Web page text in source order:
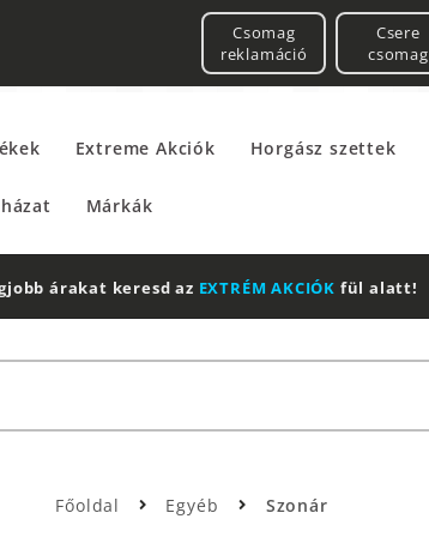
Csomag
reklamáció
Csere
csomag
Extreme Akciók Horgász szettek
Márkák
Shimano Aero Technium +LeathermanMultitool
Főoldal Egyéb Szonár